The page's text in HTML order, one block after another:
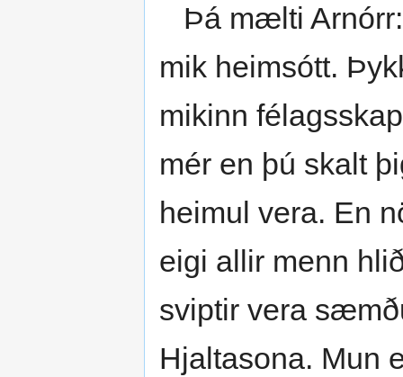
Þá mælti Arnórr:
mik heimsótt.
mikinn
mér en þú skalt
heimul vera. En
eigi allir menn
sviptir vera
Hjaltasona. Mun